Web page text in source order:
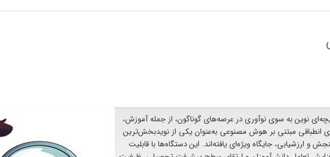
نوین به سوی نوآوری در عرصه‌های گوناگون، از جمله آموزش،
انطباقی مبتنی بر هوش مصنوعی به‌عنوان یکی از نویدبخش‌ترین
و ارزشیابی، جایگاه ویژه‌ای یافته‌اند. این دستگاه‌ها با قابلیت